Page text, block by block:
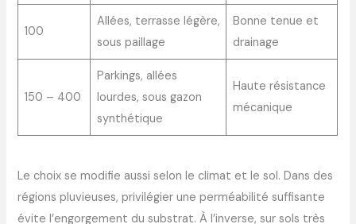
100
Allées, terrasse légère,
sous paillage
Bonne tenue et
drainage
150 – 400
Parkings, allées
lourdes, sous gazon
synthétique
Haute résistance
mécanique
Le choix se modifie aussi selon le climat et le sol. Dans des
régions pluvieuses, privilégier une perméabilité suffisante
évite l’engorgement du substrat. À l’inverse, sur sols très